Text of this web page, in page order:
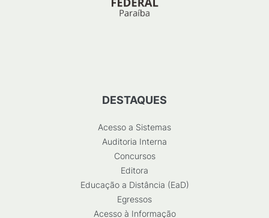
DESTAQUES
Acesso a Sistemas
Auditoria Interna
Concursos
Editora
Educação a Distância (EaD)
Egressos
Acesso à Informação